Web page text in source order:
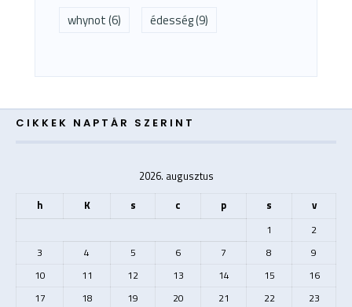
whynot(6) édesség(9)
CIKKEK NAPTÁR SZERINT
2026. augusztus
h
K s c p s v
1
2
3
4 5 6 7 8
9
10
11 12 13 14 15
16
17
18 19 20 21 22
23